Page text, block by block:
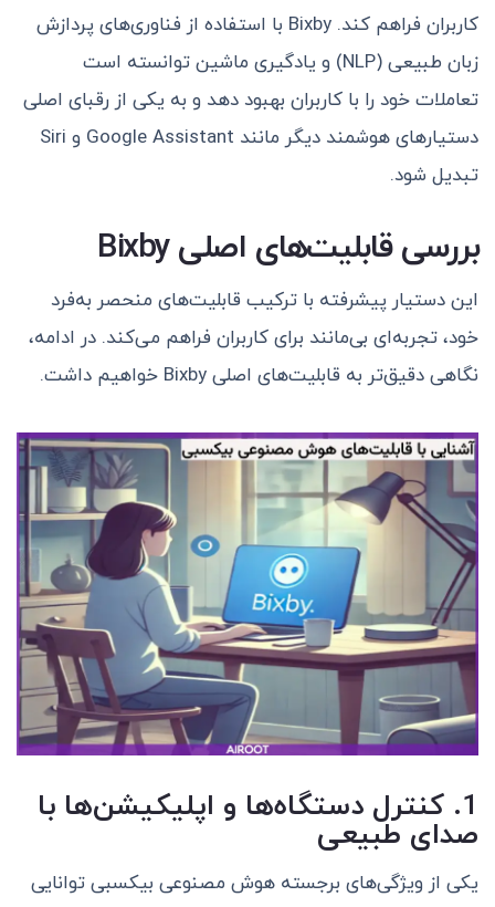
کاربران فراهم کند. Bixby با استفاده از فناوری‌های پردازش
زبان طبیعی (NLP) و یادگیری ماشین توانسته است
تعاملات خود را با کاربران بهبود دهد و به یکی از رقبای اصلی
دستیارهای هوشمند دیگر مانند Google Assistant و Siri
تبدیل شود.
بررسی قابلیت‌های اصلی Bixby
این دستیار پیشرفته با ترکیب قابلیت‌های منحصر به‌فرد
خود، تجربه‌ای بی‌مانند برای کاربران فراهم می‌کند. در ادامه،
نگاهی دقیق‌تر به قابلیت‌های اصلی Bixby خواهیم داشت.
1. کنترل دستگاه‌ها و اپلیکیشن‌ها با
صدای طبیعی
یکی از ویژگی‌های برجسته هوش مصنوعی بیکسبی توانایی